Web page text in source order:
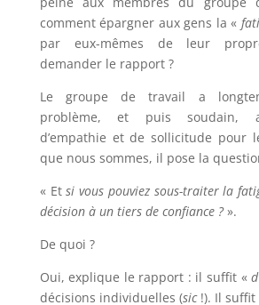
comment épargner aux gens la «
par eux-mêmes de leur
demander le rapport ?
Le groupe de travail a
problème, et puis soudain,
d’empathie et de sollicitude pour
que nous sommes, il pose la
« Etsi vous pouviez sous-traiter la
décision à un tiers de confiance ?».
De quoi ?
Oui, explique le rapport : il suffit «
décisions individuelles (sic!). Il suffit